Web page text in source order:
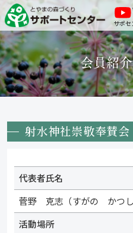
サポセ
森づくり
森づくり
申請・報告等の
お問
会員紹
射水神社崇敬奉賛会
代表者氏名
菅野 克志（すがの かつし
活動場所